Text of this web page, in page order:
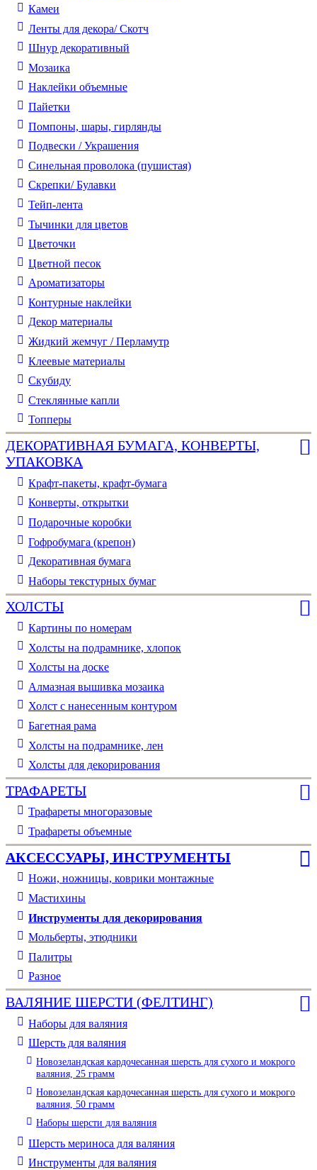
Камеи
Ленты для декора/ Скотч
Шнур декоративный
Мозаика
Наклейки объемные
Пайетки
Помпоны, шары, гирлянды
Подвески / Украшения
Синельная проволока (пушистая)
Скрепки/ Булавки
Тейп-лента
Тычинки для цветов
Цветочки
Цветной песок
Ароматизаторы
Контурные наклейки
Декор материалы
Жидкий жемчуг / Перламутр
Клеевые материалы
Скубиду
Стеклянные капли
Топперы
ДЕКОРАТИВНАЯ БУМАГА, КОНВЕРТЫ,
УПАКОВКА
Крафт-пакеты, крафт-бумага
Конверты, открытки
Подарочные коробки
Гофробумага (крепон)
Декоративная бумага
Наборы текстурных бумаг
ХОЛСТЫ
Картины по номерам
Холсты на подрамнике, хлопок
Холсты на доске
Алмазная вышивка мозаика
Холст с нанесенным контуром
Багетная рама
Холсты на подрамнике, лен
Холсты для декорирования
ТРАФАРЕТЫ
Трафареты многоразовые
Трафареты объемные
АКСЕССУАРЫ, ИНСТРУМЕНТЫ
Ножи, ножницы, коврики монтажные
Мастихины
Инструменты для декорирования
Мольберты, этюдники
Палитры
Разное
ВАЛЯНИЕ ШЕРСТИ (ФЕЛТИНГ)
Наборы для валяния
Шерсть для валяния
Новозеландская кардочесанная шерсть для сухого и мокрого
валяния, 25 грамм
Новозеландская кардочесанная шерсть для сухого и мокрого
валяния, 50 грамм
Наборы шерсти для валяния
Шерсть мериноса для валяния
Инструменты для валяния